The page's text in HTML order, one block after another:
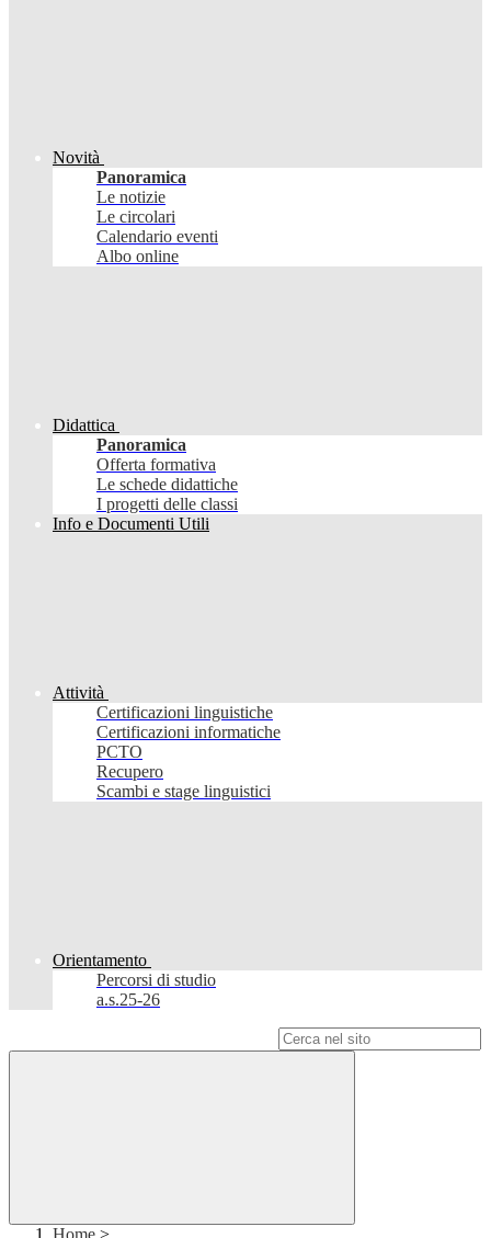
Novità
Panoramica
Le notizie
Le circolari
Calendario eventi
Albo online
Didattica
Panoramica
Offerta formativa
Le schede didattiche
I progetti delle classi
Info e Documenti Utili
Attività
Certificazioni linguistiche
Certificazioni informatiche
PCTO
Recupero
Scambi e stage linguistici
Orientamento
Percorsi di studio
a.s.25-26